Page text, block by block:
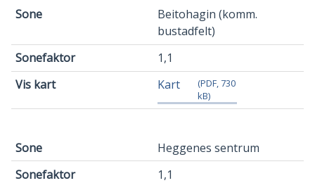
Beitohagin (komm.
bustadfelt)
1,1
Kart
(PDF, 730
kB)
Heggenes sentrum
1,1